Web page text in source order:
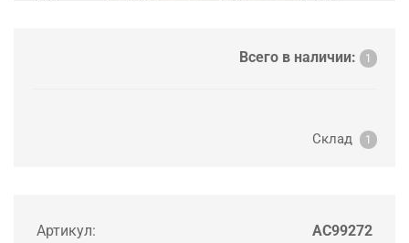
Всего в наличии: 1
Склад 1
Артикул: AC99272